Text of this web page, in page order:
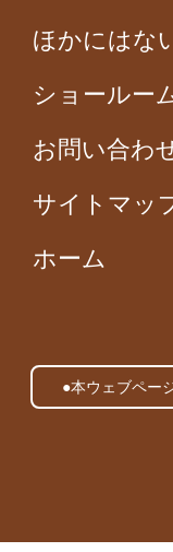
ほかにはな
ショールー
お問い合わ
サイトマッ
ホーム
●本ウェブペー